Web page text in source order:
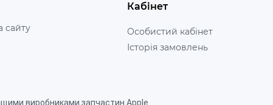
сайту
Кабінет
Особистий кабінет
Історія замовлень
виробниками запчастин Apple